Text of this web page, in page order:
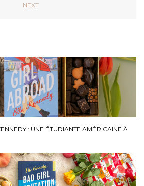
NEXT
: UNE ÉTUDIANTE AMÉRICAINE À